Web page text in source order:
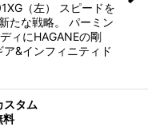
（左） スピードを
たな戦略。 パーミン
ィにHAGANEの剛
&インフィニティド
タム